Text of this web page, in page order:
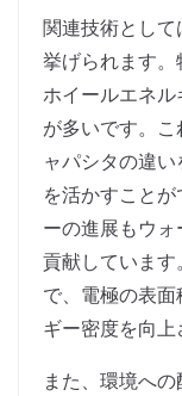
関連技術とし
挙げられます
ホイールエネ
が多いです。
ャパシタの違
を活かすこと
ーの進展もウ
貢献していま
で、電極の表
ギー密度を向上
また、環境へ